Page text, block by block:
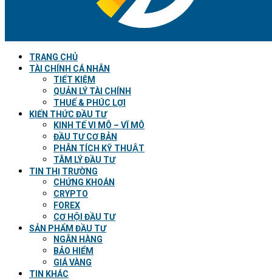
TRANG CHỦ
TÀI CHÍNH CÁ NHÂN
TIẾT KIỆM
QUẢN LÝ TÀI CHÍNH
THUẾ & PHÚC LỢI
KIẾN THỨC ĐẦU TƯ
KINH TẾ VI MÔ – VĨ MÔ
ĐẦU TƯ CƠ BẢN
PHÂN TÍCH KỸ THUẬT
TÂM LÝ ĐẦU TƯ
TIN THỊ TRƯỜNG
CHỨNG KHOÁN
CRYPTO
FOREX
CƠ HỘI ĐẦU TƯ
SẢN PHẨM ĐẦU TƯ
NGÂN HÀNG
BẢO HIỂM
GIÁ VÀNG
TIN KHÁC